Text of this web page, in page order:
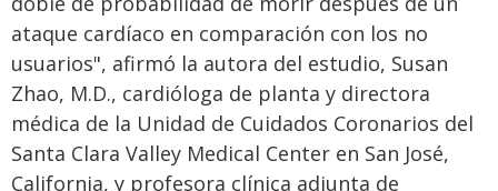
ataque cardíaco en comparación con los no
usuarios", afirmó la autora del estudio, Susan
Zhao, M.D., cardióloga de planta y directora
médica de la Unidad de Cuidados Coronarios del
Santa Clara Valley Medical Center en San José,
California, y profesora clínica adjunta de